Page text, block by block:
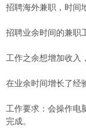
招聘海外兼职，时间
招聘业余时间的兼职
工作之余想增加收入
在业余时间增长了经
工作要求：会操作电
完成。